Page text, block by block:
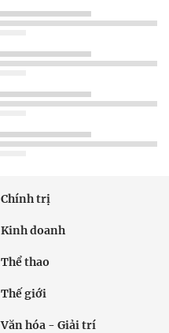
Chính trị
Kinh doanh
Thể thao
Thế giới
Văn hóa - Giải trí